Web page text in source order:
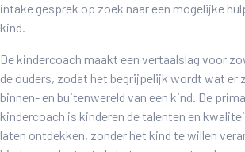
intake gesprek op zoek naar een mogelijke
kind.
De kindercoach maakt een vertaalslag voor
de ouders, zodat het begrijpelijk wordt wat er
binnen- en buitenwereld van een kind. De
kindercoach is kinderen de talenten en
laten ontdekken, zonder het kind te willen